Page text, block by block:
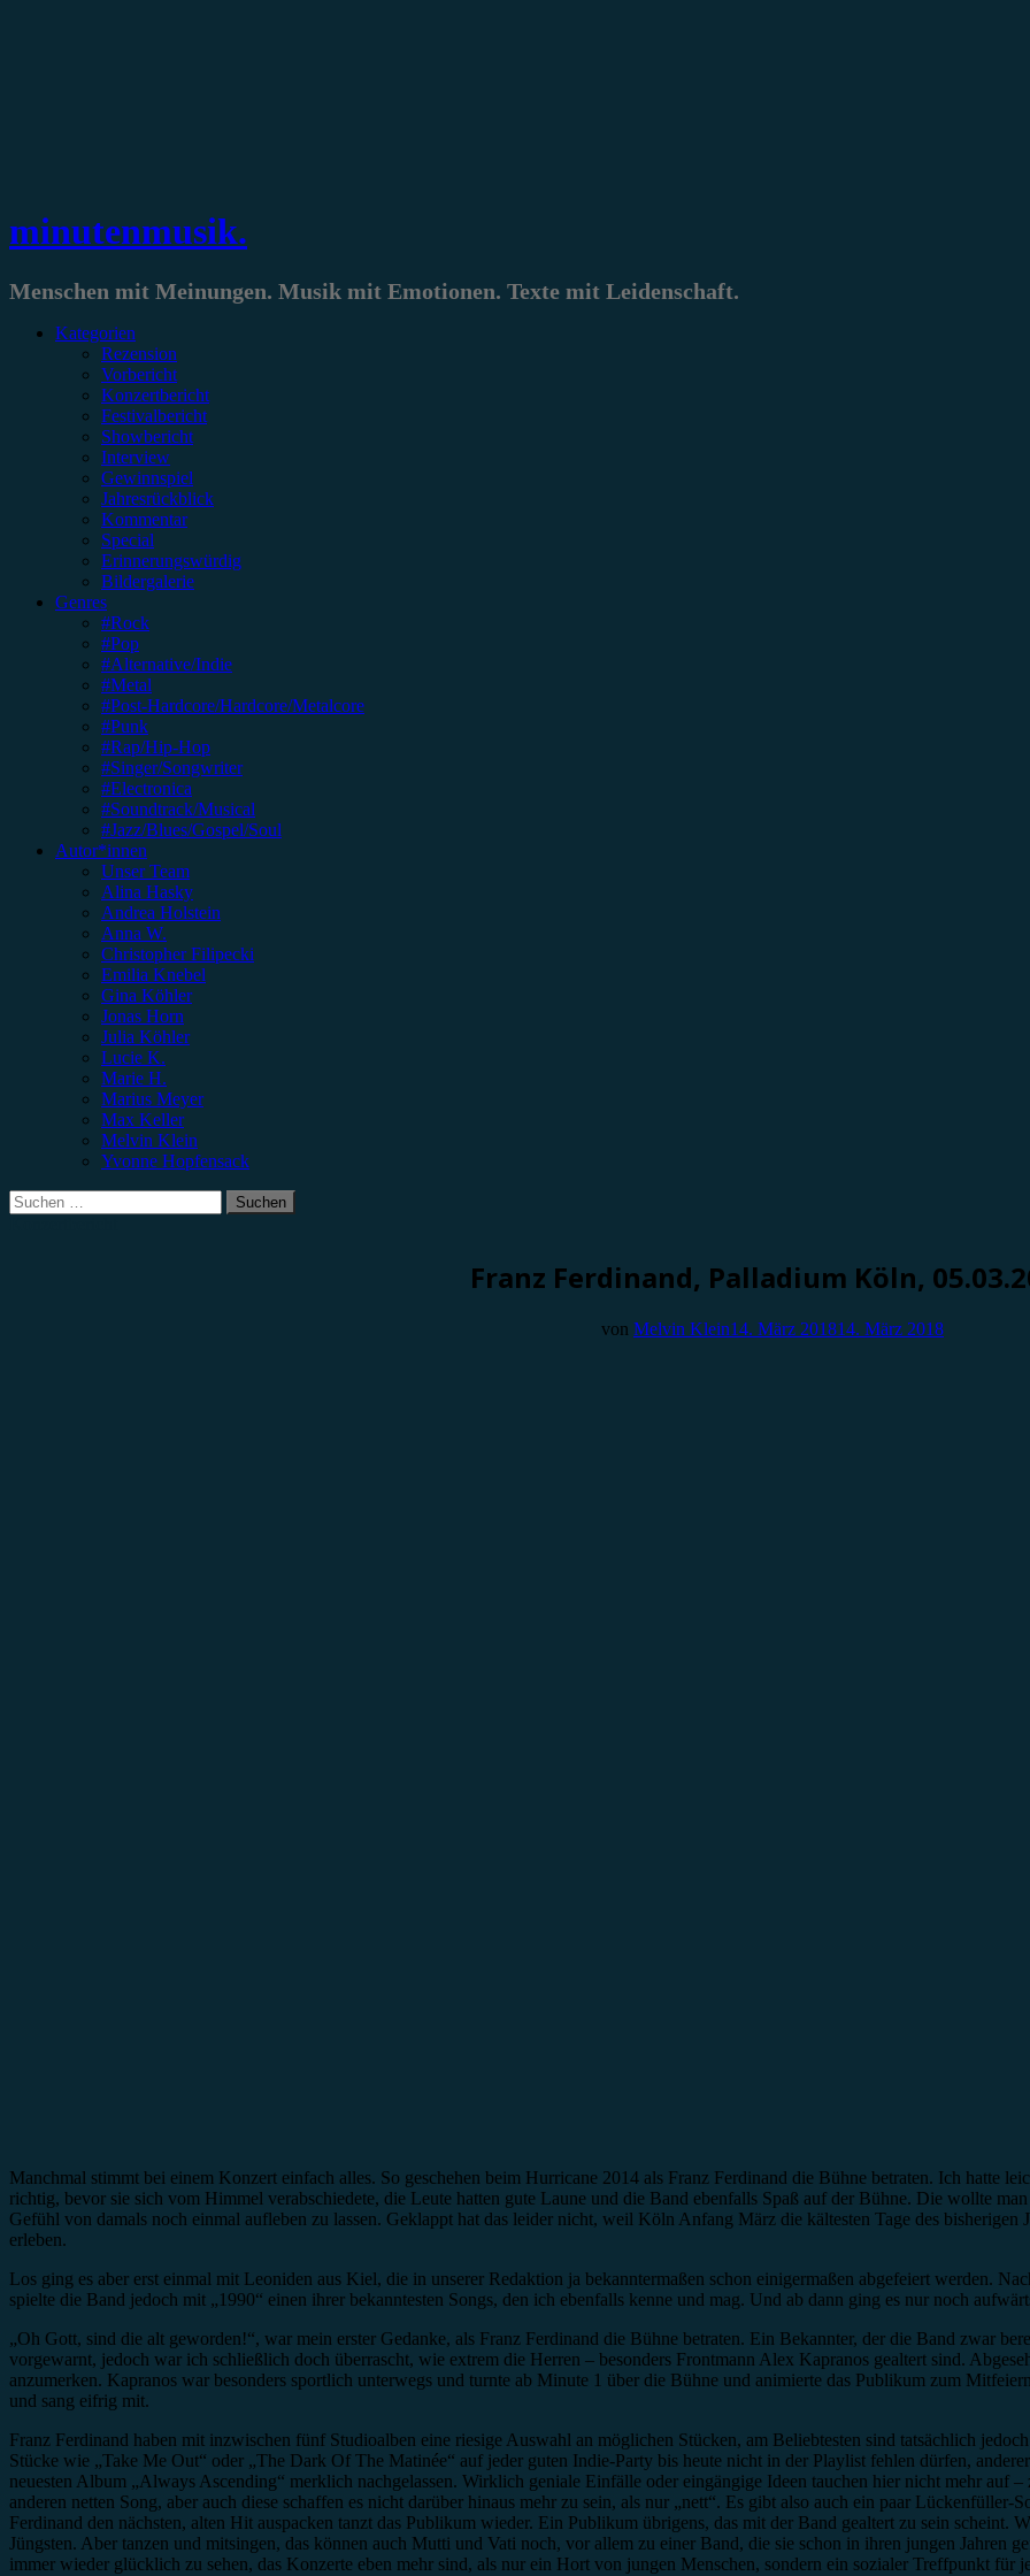
minutenmusik.
Menschen mit Meinungen. Musik mit Emotionen. Texte mit Leidenschaft.
Kategorien
Rezension
Vorbericht
Konzertbericht
Festivalbericht
Showbericht
Interview
Gewinnspiel
Jahresrückblick
Kommentar
Special
Erinnerungswürdig
Bildergalerie
Genres
#Rock
#Pop
#Alternative/Indie
#Metal
#Post-Hardcore/Hardcore/Metalcore
#Punk
#Rap/Hip-Hop
#Singer/Songwriter
#Electronica
#Soundtrack/Musical
#Jazz/Blues/Gospel/Soul
Autor*innen
Unser Team
Alina Hasky
Andrea Holstein
Anna W.
Christopher Filipecki
Emilia Knebel
Gina Köhler
Jonas Horn
Julia Köhler
Lucie K.
Marie H.
Marius Meyer
Max Keller
Melvin Klein
Yvonne Hopfensack
Suchen
nach:
Franz Ferdinand, Palladium Köln,
von Melvin Klein14. März 201814. März 2018
Manchmal stimmt bei einem Konzert einfach alles. So geschehen beim Hurricane 2014 als Franz Ferdinand die Bühne betraten. Ich hatte
richtig, bevor sie sich vom Himmel verabschiedete, die Leute hatten gute Laune und die Band ebenfalls Spaß auf der Bühne. Die wollte
Gefühl von damals noch einmal aufleben zu lassen. Geklappt hat das leider nicht, weil Köln Anfang März die kältesten Tage des
erleben.
Los ging es aber erst einmal mit Leoniden aus Kiel, die in unserer Redaktion ja bekanntermaßen schon einigermaßen abgefeiert werden.
spielte die Band jedoch mit „1990“ einen ihrer bekanntesten Songs, den ich ebenfalls kenne und mag. Und ab dann ging es nur noch
„Oh Gott, sind die alt geworden!“, war mein erster Gedanke, als Franz Ferdinand die Bühne betraten. Ein Bekannter, der die Band zwar
vorgewarnt, jedoch war ich schließlich doch überrascht, wie extrem die Herren – besonders Frontmann Alex Kapranos gealtert sind.
anzumerken. Kapranos war besonders sportlich unterwegs und turnte ab Minute 1 über die Bühne und animierte das Publikum zum
und sang eifrig mit.
Franz Ferdinand haben mit inzwischen fünf Studioalben eine riesige Auswahl an möglichen Stücken, am Beliebtesten sind tatsächlich
Stücke wie „Take Me Out“ oder „The Dark Of The Matinée“ auf jeder guten Indie-Party bis heute nicht in der Playlist fehlen dürfen,
neuesten Album „Always Ascending“ merklich nachgelassen. Wirklich geniale Einfälle oder eingängige Ideen tauchen hier nicht mehr auf
anderen netten Song, aber auch diese schaffen es nicht darüber hinaus mehr zu sein, als nur „nett“. Es gibt also auch ein paar Lückenfüller-
Ferdinand den nächsten, alten Hit auspacken tanzt das Publikum wieder. Ein Publikum übrigens, das mit der Band gealtert zu sein scheint.
Jüngsten. Aber tanzen und mitsingen, das können auch Mutti und Vati noch, vor allem zu einer Band, die sie schon in ihren jungen Jahren
immer wieder glücklich zu sehen, das Konzerte eben mehr sind, als nur ein Hort von jungen Menschen, sondern ein sozialer Treffpunkt für